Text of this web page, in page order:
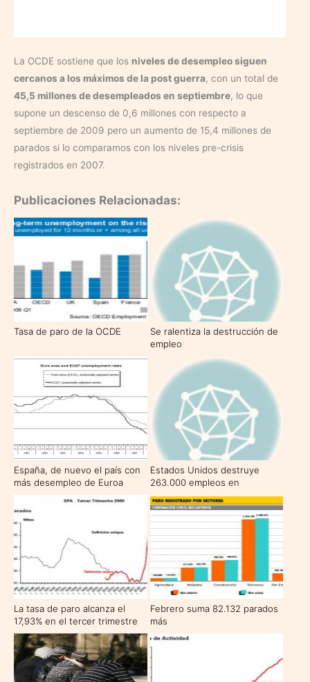
La OCDE sostiene que los niveles de desempleo siguen
cercanos a los máximos de la post guerra, con un total de
45,5 millones de desempleados en septiembre, lo que
supone un descenso de 0,6 millones con respecto a
septiembre de 2009 pero un aumento de 15,4 millones de
parados si lo comparamos con los niveles pre-crisis
registrados en 2007.
Publicaciones Relacionadas:
Tasa de paro de la OCDE
Se ralentiza la destrucción de
empleo
España, de nuevo el país con
más desempleo de Euroa
Estados Unidos destruye
263.000 empleos en
septiembre
La tasa de paro alcanza el
17,93% en el tercer trimestre
Febrero suma 82.132 parados
más